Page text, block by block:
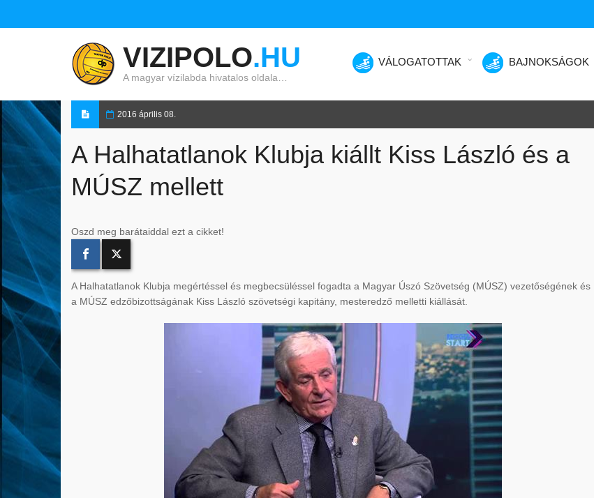
VIZIPOLO.HU
A magyar vízilabda hivatalos oldala…
VÁLOGATOTTAK BAJNOKSÁGOK
2016 április 08.
A Halhatatlanok Klubja kiállt Kiss László és a
MÚSZ mellett
Oszd meg barátaiddal ezt a cikket!
A Halhatatlanok Klubja megértéssel és megbecsüléssel fogadta a Magyar Úszó Szövetség (MÚSZ) vezetőségének és
a MÚSZ edzőbizottságának Kiss László szövetségi kapitány, mesteredző melletti kiállását.